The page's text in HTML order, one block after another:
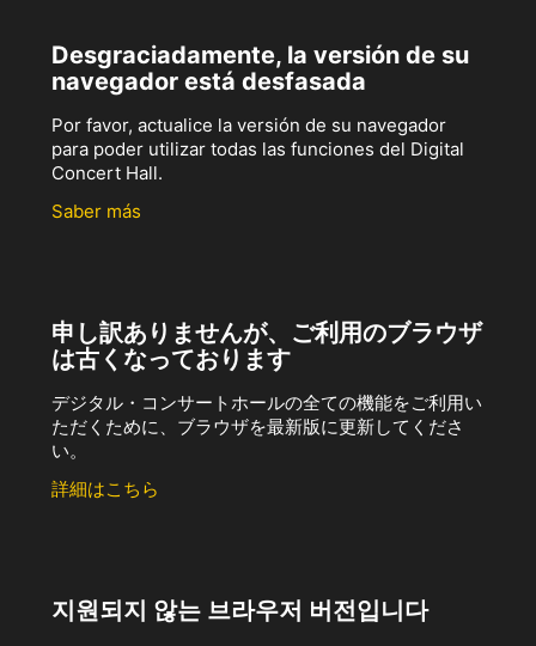
Desgraciadamente, la versión de su
navegador está desfasada
Por favor, actualice la versión de su navegador
para poder utilizar todas las funciones del Digital
Concert Hall.
Saber más
申し訳ありませんが、ご利用のブラウザ
は古くなっております
デジタル・コンサートホールの全ての機能をご利用い
ただくために、ブラウザを最新版に更新してくださ
い。
詳細はこちら
지원되지 않는 브라우저 버전입니다